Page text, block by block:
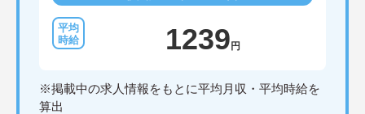
1239 円
※掲載中の求人情報をもとに平均月収・平均時給を
算出